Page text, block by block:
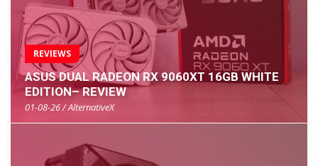
REVIEWS
ASUS DUAL RADEON RX 9060XT 16GB WHITE
EDITION– REVIEW
01-08-26 / AlternativeX